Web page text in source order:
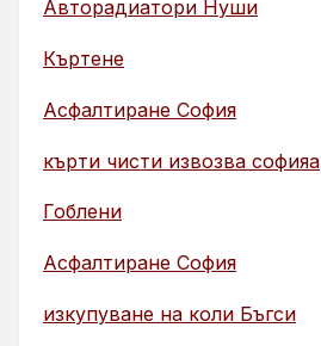
Авторадиатори Нуши
Къртене
Асфалтиране София
кърти чисти извозва софияа
Гоблени
Асфалтиране София
изкупуване на коли Бъгси